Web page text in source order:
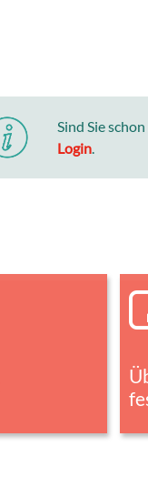
Sind Sie
Login.